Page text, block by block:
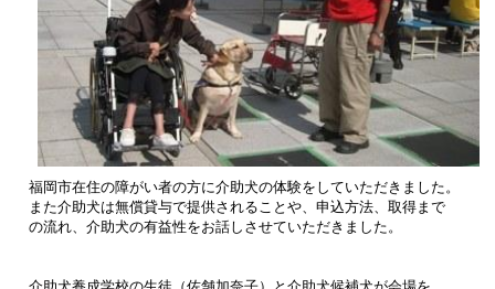
福岡市在住の障がい者の方に介助犬の体験をしていただきました。
また介助犬は無償貸与で提供されることや、申込方法、取得まで
の流れ、介助犬の有益性をお話しさせていただきました。